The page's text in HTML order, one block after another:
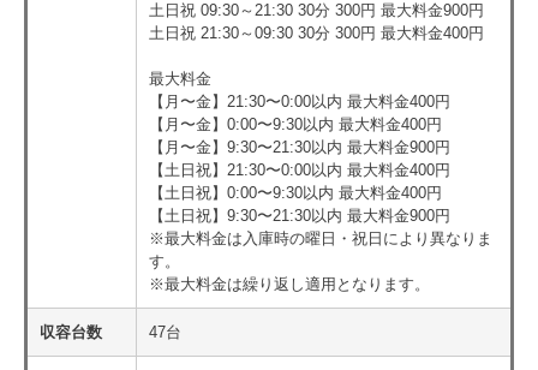
土日祝 09:30～21:30 30分 300円 最大料金900円
土日祝 21:30～09:30 30分 300円 最大料金400円
最大料金
【月〜金】21:30〜0:00以内 最大料金400円
【月〜金】0:00〜9:30以内 最大料金400円
【月〜金】9:30〜21:30以内 最大料金900円
【土日祝】21:30〜0:00以内 最大料金400円
【土日祝】0:00〜9:30以内 最大料金400円
【土日祝】9:30〜21:30以内 最大料金900円
※最大料金は入庫時の曜日・祝日により異なりま
す。
※最大料金は繰り返し適用となります。
収容台数 47台